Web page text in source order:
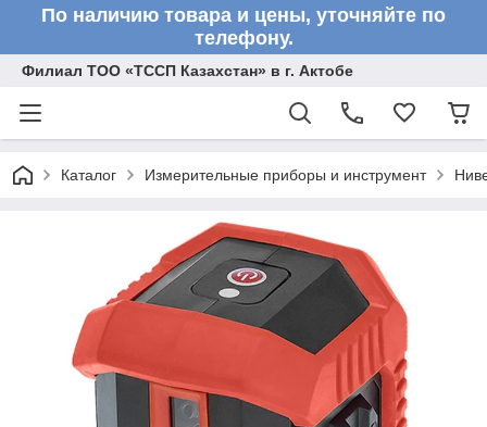
По наличию товара и цены, уточняйте по
телефону.
Филиал ТОО «ТССП Казахстан» в г. Актобе
Каталог Измерительные приборы и инструмент